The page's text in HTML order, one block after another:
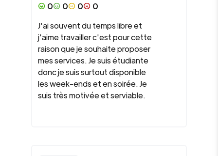
0
0 0
0
J'ai souvent du temps libre et
j'aime travailler c'est pour cette
raison que je souhaite proposer
mes services. Je suis étudiante
donc je suis surtout disponible
les week-ends et en soirée. Je
suis très motivée et serviable.